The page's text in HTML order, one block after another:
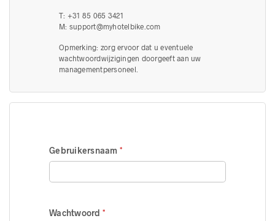
T: +31 85 065 3421
M: support@myhotelbike.com
Opmerking: zorg ervoor dat u eventuele
wachtwoordwijzigingen doorgeeft aan uw
managementpersoneel.
Gebruikersnaam
Wachtwoord